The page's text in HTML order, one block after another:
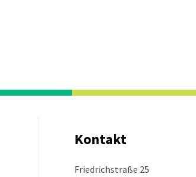
Kontakt
Friedrichstraße 25